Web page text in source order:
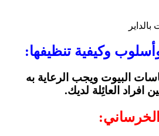
وكيفية تنظيفها:
البيوت ويجب الرعاية به
افراد العائِلة لديك.